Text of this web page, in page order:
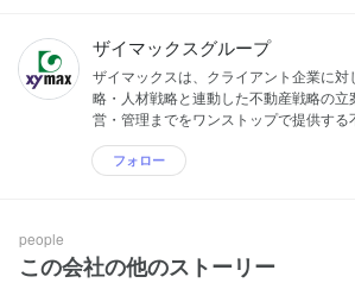
ザイマックスグループ
ザイマックスは、クライアント企業に
略・人材戦略と連動した不動産戦略の
営・管理までをワンストップで提供する
フォロー
people
この会社の他のストーリー